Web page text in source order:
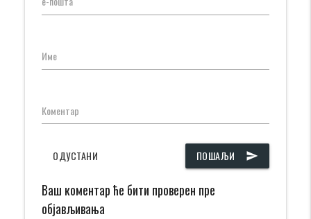
Име
Коментар
ПОШАЉИ send
ОДУСТАНИ
Ваш коментар ће бити проверен пре
објављивања